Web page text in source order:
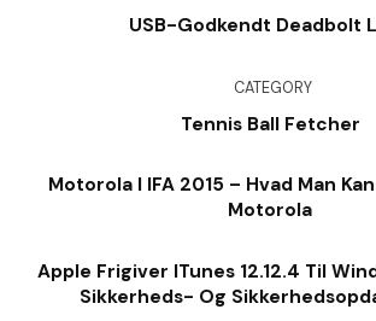
USB-Godkendt Deadbolt
CATEGORY
Tennis Ball Fetcher
Motorola I IFA 2015 – Hvad Man
Motorola
Apple Frigiver ITunes 12.12.4 Til
Sikkerheds- Og